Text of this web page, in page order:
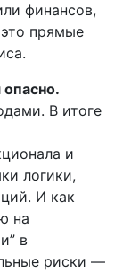
финансов,
прямые
опасно.
В итоге
и
логики,
И как
на
в
риски —